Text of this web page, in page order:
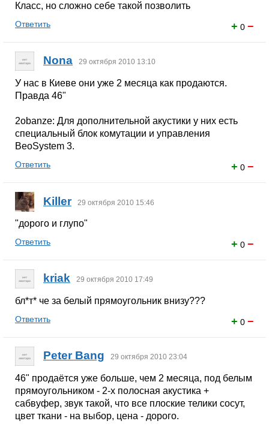
Класс, но сложно себе такой позволить
+ 0 −
Ответить
Nona 29 октября 2010 13:10
У нас в Киеве они уже 2 месяца как продаются.
Правда 46"
2obanze: Для дополнительной акустики у них есть
специальный блок комутации и управления
BeoSystem 3.
+ 0 −
Ответить
Killer 29 октября 2010 15:46
"дорого и глупо"
+ 0 −
Ответить
kriak 29 октября 2010 17:49
бл*т* че за белый прямоугольник внизу???
+ 0 −
Ответить
Peter Bang 29 октября 2010 23:04
46" продаётся уже больше, чем 2 месяца, под белым
прямоугольником - 2-х полосная акустика +
сабвуфер, звук такой, что все плоские телики сосут,
цвет ткани - на выбор, цена - дорого.